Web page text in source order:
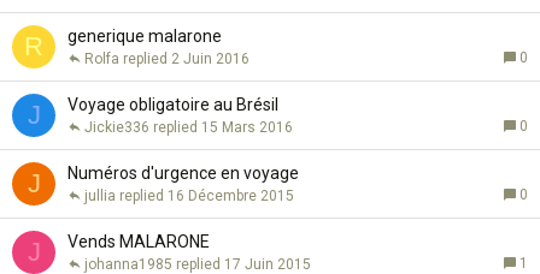
t
R generique malarone
0
2 Juin 2016
Rolfa
J Voyage obligatoire au Brésil
0
15 Mars 2016
Jickie336
J Numéros d'urgence en voyage
0
16 Décembre 2015
jullia
J Vends MALARONE
1
17 Juin 2015
johanna1985